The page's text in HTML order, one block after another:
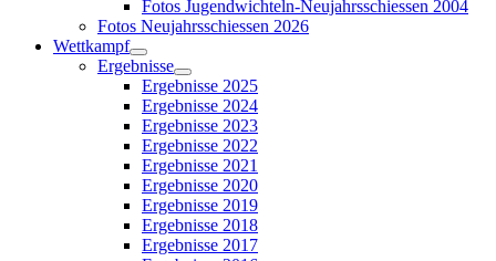
Fotos Jugendwichteln-Neujahrsschiessen 2004
Fotos Neujahrsschiessen 2026
Wettkampf
Ergebnisse
Ergebnisse 2025
Ergebnisse 2024
Ergebnisse 2023
Ergebnisse 2022
Ergebnisse 2021
Ergebnisse 2020
Ergebnisse 2019
Ergebnisse 2018
Ergebnisse 2017